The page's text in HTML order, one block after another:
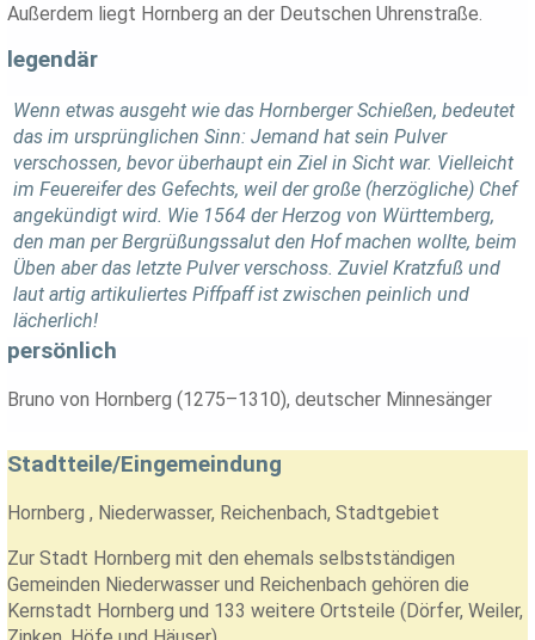
Außerdem liegt Hornberg an der Deutschen Uhrenstraße.
legendär
Wenn etwas ausgeht wie das Hornberger Schießen, bedeutet
das im ursprünglichen Sinn: Jemand hat sein Pulver
verschossen, bevor überhaupt ein Ziel in Sicht war. Vielleicht
im Feuereifer des Gefechts, weil der große (herzögliche) Chef
angekündigt wird. Wie 1564 der Herzog von Württemberg,
den man per Bergrüßungssalut den Hof machen wollte, beim
Üben aber das letzte Pulver verschoss. Zuviel Kratzfuß und
laut artig artikuliertes Piffpaff ist zwischen peinlich und
lächerlich!
persönlich
Bruno von Hornberg (1275–1310), deutscher Minnesänger
Stadtteile/Eingemeindung
Hornberg , Niederwasser, Reichenbach, Stadtgebiet
Zur Stadt Hornberg mit den ehemals selbstständigen
Gemeinden Niederwasser und Reichenbach gehören die
Kernstadt Hornberg und 133 weitere Ortsteile (Dörfer, Weiler,